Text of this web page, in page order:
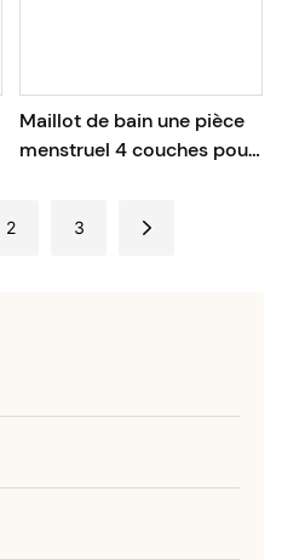
Maillot de bain une pièce
menstruel 4 couches pour
2 3